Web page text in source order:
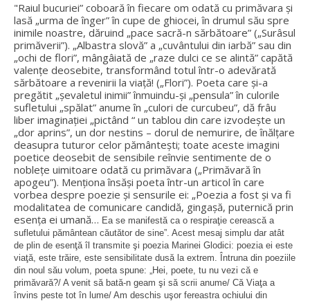
"Raiul bucuriei” coboară în fiecare om odată cu primăvara şi
lasă „urma de înger” în cupe de ghiocei, în drumul său spre
inimile noastre, dăruind „pace sacră-n sărbătoare” („Surâsul
primăverii”). „Albastra slovă” a „cuvântului din iarbă” sau din
„ochi de flori”, mângâiată de „raze dulci ce se alintă” capătă
valenţe deosebite, transformând totul într-o adevărată
sărbătoare a revenirii la viaţă! („Flori”). Poeta care şi-a
pregătit „şevaletul inimii” înmuindu-şi „pensula” în culorile
sufletului „spălat” anume în „culori de curcubeu”, dă frâu
liber imaginaţiei „pictând “ un tablou din care izvodeşte un
„dor aprins”, un dor nestins – dorul de nemurire, de înălţare
deasupra tuturor celor pământeşti; toate aceste imagini
poetice deosebit de sensibile reînvie sentimente de o
nobleţe uimitoare odată cu primăvara („Primăvară în
apogeu”). Menţiona însăşi poeta într-un articol în care
vorbea despre poezie şi sensurile ei: „Poezia a fost şi va fi
modalitatea de comunicare candidă, gingaşă, puternică prin
esenţa ei umană… Ea se manifestă ca o respiraţie cerească a
sufletului pământean căutător de sine”. Acest mesaj simplu dar atât
de plin de esenţă îl transmite şi poezia Marinei Glodici: poezia ei este
viaţă, este trăire, este sensibilitate dusă la extrem. Întruna din poeziile
din noul său volum, poeta spune: „Hei, poete, tu nu vezi că e
primăvară?/ A venit să bată-n geam şi să scrii anume/ Că Viaţa a
învins peste tot în lume/ Am deschis uşor fereastra ochiului din